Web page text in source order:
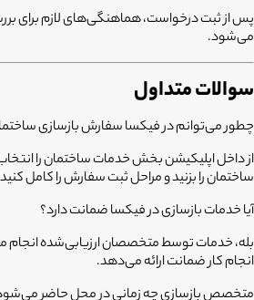
پس از ثبت درخواست، هماهنگی‌های لازم برای
می‌شود.
سوالات متداول
چطور می‌توانم در فیکسا سفارش بازسازی
از داخل اپلیکیشن بخش خدمات ساختمان را انتخاب
ساختمان را بزنید و مراحل ثبت سفارش را کامل
آیا خدمات بازسازی در فیکسا ضمانت دارد؟
بله، خدمات توسط متخصصان ارزیابی‌شده
انجام کار ضمانت ارائه می‌دهد.
متخصص بازسازی چه زمانی در محل حاضر